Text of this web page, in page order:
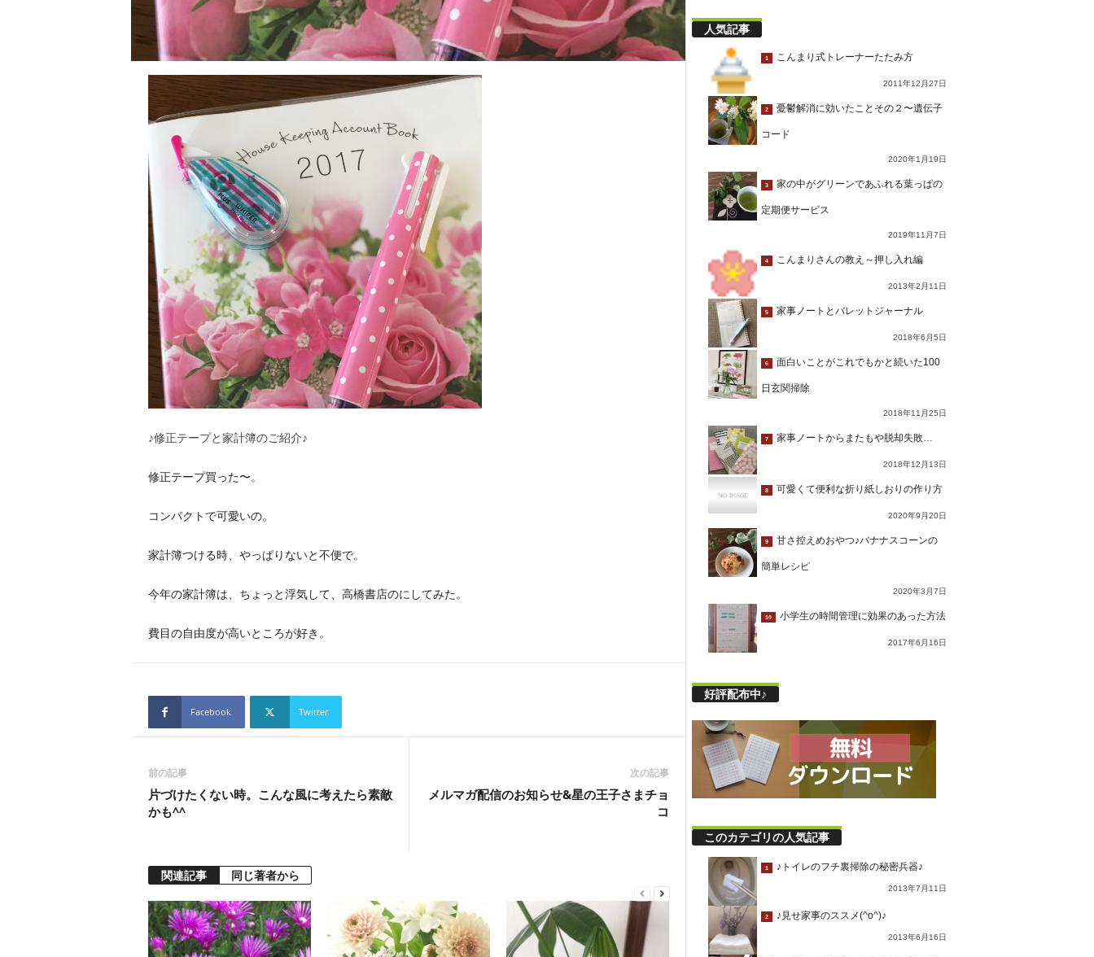
♪修正テープと家計簿のご紹介♪
修正テープ買った〜。
コンパクトで可愛いの。
家計簿つける時、やっぱりないと不便で。
今年の家計簿は、ちょっと浮気して、高橋書店のにしてみた。
費目の自由度が高いところが好き。
Facebook Twitter
前の記事
片づけたくない時。こんな風に考えたら素敵
かも^^
次の記事
メルマガ配信のお知らせ&星の王子さまチョ
コ
関連記事 同じ著者から
人気記事
1 こんまり式トレーナーたたみ方
2011年12月27日
2 憂鬱解消に効いたことその２〜遺伝子
コード
2020年1月19日
3 家の中がグリーンであふれる葉っぱの
定期便サービス
2019年11月7日
4 こんまりさんの教え～押し入れ編
2013年2月11日
5 家事ノートとバレットジャーナル
2018年6月5日
6 面白いことがこれでもかと続いた100
日玄関掃除
2018年11月25日
7 家事ノートからまたもや脱却失敗…
2018年12月13日
8 可愛くて便利な折り紙しおりの作り方
2020年9月20日
9 甘さ控えめおやつ♪バナナスコーンの
簡単レシピ
2020年3月7日
10 小学生の時間管理に効果のあった方法
2017年6月16日
好評配布中♪
このカテゴリの人気記事
1 ♪トイレのフチ裏掃除の秘密兵器♪
2013年7月11日
2 ♪見せ家事のススメ(^o^)♪
2013年6月16日